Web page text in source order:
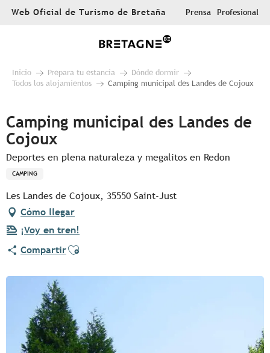
AllerWeb Oficial de Turismo de Bretaña Prensa Profesional
Inicio Prepara tu estancia
Dónde dormir
Todos los alojamientos
Camping municipal des Landes de Cojoux
Camping municipal des Landes de
Cojoux
Deportes en plena naturaleza y megalitos en Redon
CAMPING
Les Landes de Cojoux, 35550 Saint-Just
Cómo llegar
¡Voy en tren!
CompartirAjouter aux favoris